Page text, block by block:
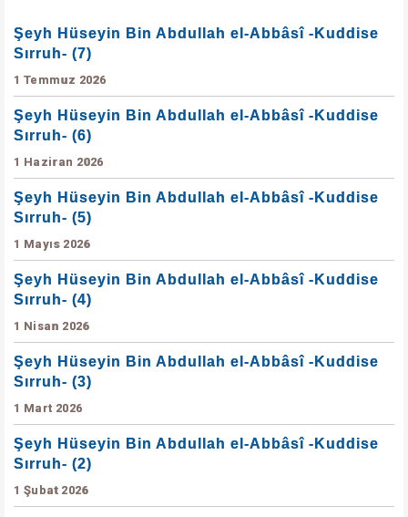
Şeyh Hüseyin Bin Abdullah el-Abbâsî -Kuddise
Sırruh- (7)
1 Temmuz 2026
Şeyh Hüseyin Bin Abdullah el-Abbâsî -Kuddise
Sırruh- (6)
1 Haziran 2026
Şeyh Hüseyin Bin Abdullah el-Abbâsî -Kuddise
Sırruh- (5)
1 Mayıs 2026
Şeyh Hüseyin Bin Abdullah el-Abbâsî -Kuddise
Sırruh- (4)
1 Nisan 2026
Şeyh Hüseyin Bin Abdullah el-Abbâsî -Kuddise
Sırruh- (3)
1 Mart 2026
Şeyh Hüseyin Bin Abdullah el-Abbâsî -Kuddise
Sırruh- (2)
1 Şubat 2026